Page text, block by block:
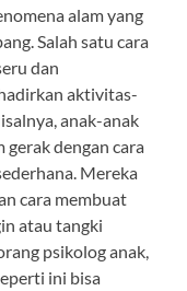
alam yang
Salah satu cara
dan
aktivitas-
anak-anak
dengan cara
Mereka
cara membuat
atau tangki
psikolog anak,
ini bisa